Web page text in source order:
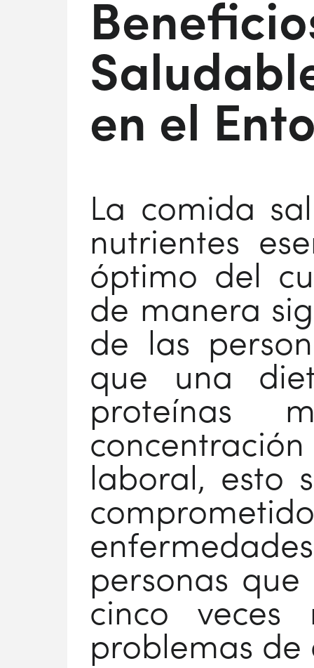
en el
La comida
nutrientes
óptimo del
de manera
de las
que una
proteínas
laboral, esto
personas
cinco veces
problemas de